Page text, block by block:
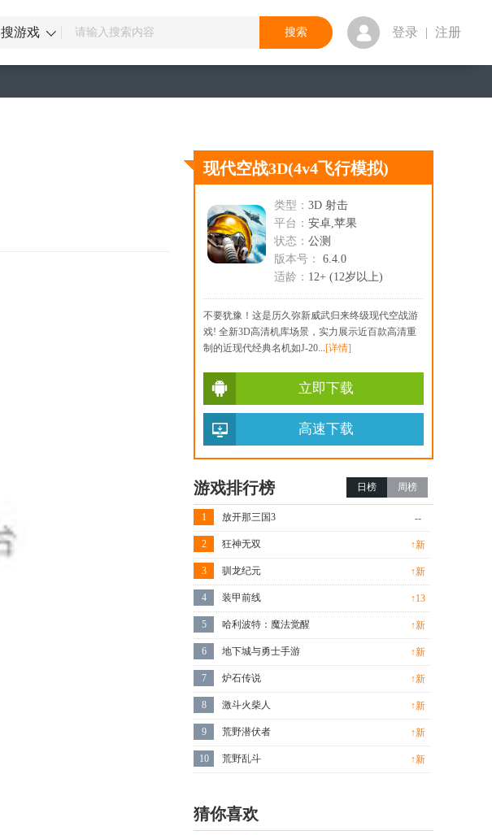
搜游戏 登录 | 注册
现代空战3D(4v4飞行模拟)
类型： 3D 射击
平台： 安卓,苹果
状态： 公测
版本号：
6.4.0
适龄： 12+ (12岁以上)
不要犹豫！这是历久弥新威武归来终级现代空战游
戏! 全新3D高清机库场景，实力展示近百款高清重
制的近现代经典名机如J-20...[详情]
立即下载
高速下载
游戏排行榜 日榜 周榜
1 放开那三国3 --
2 狂神无双 ↑新
3 驯龙纪元 ↑新
4 装甲前线 ↑13
5 哈利波特：魔法觉醒 ↑新
6 地下城与勇士手游 ↑新
7 炉石传说 ↑新
8 激斗火柴人 ↑新
9 荒野潜伏者 ↑新
10 荒野乱斗 ↑新
猜你喜欢